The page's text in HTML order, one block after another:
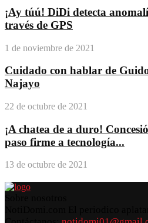
¡Ay túú! DiDi detecta
través de GPS
1 de noviembre de 2021
Cuidado con hablar de
Najayo
22 de octubre de 2021
¡A chatea de a duro!
paso firme a tecnología...
13 de octubre de 2021